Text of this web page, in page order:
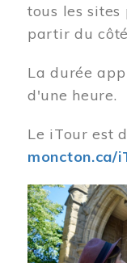
tous les
partir du
La durée
d'une heure.
Le iTour est
moncton.ca/